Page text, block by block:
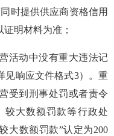
时提供供应商资格信用
明材料为准；
活动中没有重大违法记
见响应文件格式3）。重
受到刑事处罚或者责令
较大数额罚款等行政处
大数额罚款”认定为200